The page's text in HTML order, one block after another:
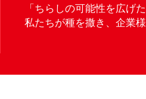
「ちらしの可能性を広げた
私たちが種を撒き、企業